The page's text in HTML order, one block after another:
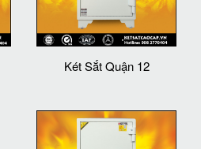
Két Sắt Quận 12